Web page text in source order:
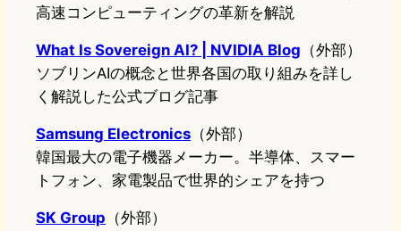
高速コンピューティングの革新を解説
What Is Sovereign AI? | NVIDIA Blog （外部）
ソブリンAIの概念と世界各国の取り組みを詳し
く解説した公式ブログ記事
Samsung Electronics （外部）
韓国最大の電子機器メーカー。半導体、スマー
トフォン、家電製品で世界的シェアを持つ
SK Group （外部）